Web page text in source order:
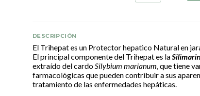
DESCRIPCIÓN
El Trihepat es un Protector hepatico Natural en
El principal componente del Trihepat es la
extraído del cardoSilybium marianum, que tiene
farmacológicas que pueden contribuir a sus
tratamiento de las enfermedades hepáticas.